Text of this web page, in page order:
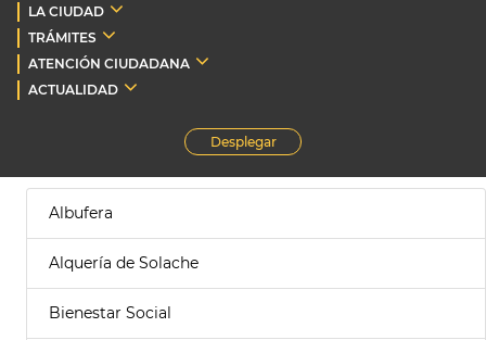
LA CIUDAD
TRÁMITES
ATENCIÓN CIUDADANA
ACTUALIDAD
Desplegar
Albufera
Alquería de Solache
Bienestar Social